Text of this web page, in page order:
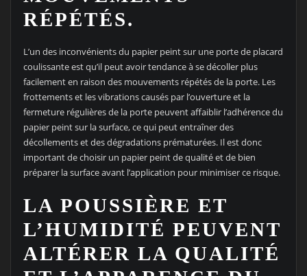
RÉPÉTÉS.
L’un des inconvénients du papier peint sur une porte de placard
coulissante est qu’il peut avoir tendance à se décoller plus
facilement en raison des mouvements répétés de la porte. Les
frottements et les vibrations causés par l’ouverture et la
fermeture régulières de la porte peuvent affaiblir l’adhérence du
papier peint sur la surface, ce qui peut entraîner des
décollements et des dégradations prématurées. Il est donc
important de choisir un papier peint de qualité et de bien
préparer la surface avant l’application pour minimiser ce risque.
LA POUSSIÈRE ET
L’HUMIDITÉ PEUVENT
ALTÉRER LA QUALITÉ